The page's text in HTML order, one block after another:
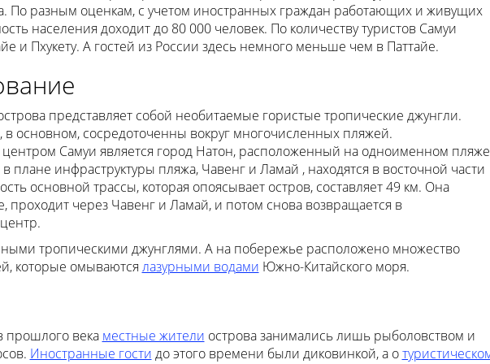
По разным оценкам, с учетом иностранных граждан работающих и живущих
населения доходит до 80 000 человек. По количеству туристов Самуи
и Пхукету. А гостей из России здесь немного меньше чем в Паттайе.
представляет собой необитаемые гористые тропические джунгли.
основном, сосредоточенны вокруг многочисленных пляжей.
Самуи является город Натон, расположенный на одноименном
плане инфраструктуры пляжа, Чавенг и Ламай , находятся в восточной части
основной трассы, которая опоясывает остров, составляет 49 км. Она
проходит через Чавенг и Ламай, и потом снова возвращается в
тропическими джунглями. А на побережье расположено множество
которые омываются лазурными водами Южно-Китайского моря.
прошлого века местные жители острова занимались лишь рыболовством и
Иностранные гости до этого времени были диковинкой, а о